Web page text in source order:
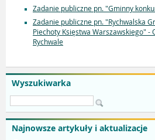
Wyszukiwarka
Najnowsze artykuły i aktualizacje
Zadanie publiczne pn. "Gminny
Zadanie publiczne pn. "Rychwalska
Piechoty Księstwa Warszawskiego" -
Rychwale